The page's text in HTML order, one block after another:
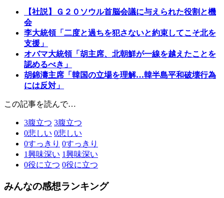
【社説】Ｇ２０ソウル首脳会議に与えられた役割と機
会
李大統領「二度と過ちを犯さないと約束してこそ北を
支援」
オバマ大統領「胡主席、北朝鮮が一線を越えたことを
認めるべき」
胡錦濤主席「韓国の立場を理解…韓半島平和破壊行為
には反対」
この記事を読んで…
3腹立つ 3腹立つ
0悲しい 0悲しい
0すっきり 0すっきり
1興味深い 1興味深い
0役に立つ 0役に立つ
みんなの感想ランキング